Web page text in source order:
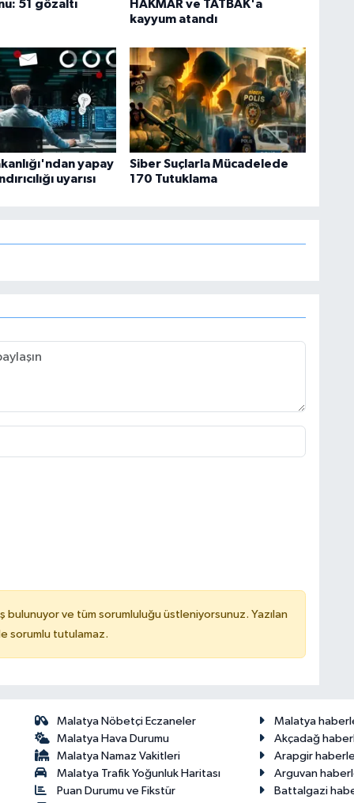
51 gözaltı
HAKMAR ve TATBAK'a
kayyum atandı
yapay
uyarısı
Siber Suçlarla Mücadelede
170 Tutuklama
bulunuyor ve tüm sorumluluğu üstleniyorsunuz. Yazılan
sorumlu tutulamaz.
Malatya Nöbetçi Eczaneler
Malatya Hava Durumu
Malatya Namaz Vakitleri
Malatya Trafik Yoğunluk Haritası
Puan Durumu ve Fikstür
Malatya
Akçadağ
Arapgir
Arguvan
Battalgazi